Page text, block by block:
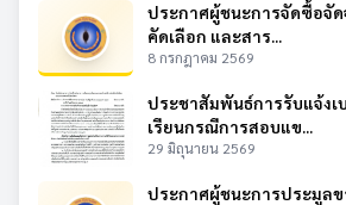
ประกาศผู้ชนะการจัดซื้อจัด
คัดเลือก และสาร...
8 กรกฎาคม 2569
ประชาสัมพันธ์การรับแจ้งเ
เรียนกรณีการสอบแข...
29 มิถุนายน 2569
ประกาศผู้ชนะการประมูล